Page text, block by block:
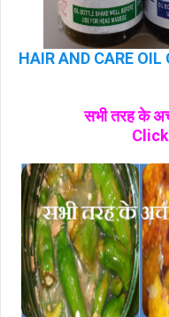
HAIR AND CARE
सभी तरह के